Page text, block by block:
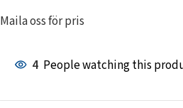
Maila oss för pris
4 People watching this